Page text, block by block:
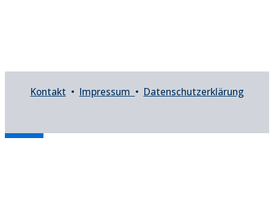
Kontakt • Impressum • Datenschutzerklärung